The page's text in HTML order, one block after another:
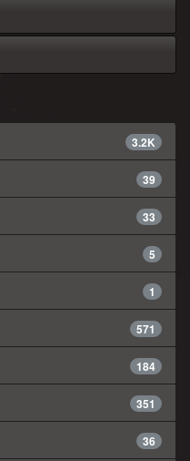
3.2K
39
33
5
1
571
184
351
36